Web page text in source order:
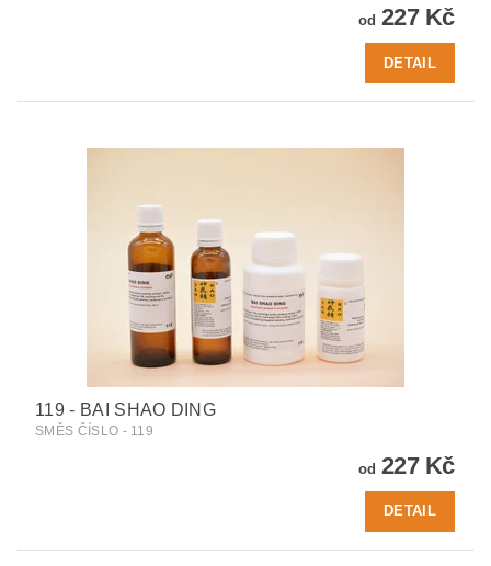
od 227 Kč
DETAIL
119 - BAI SHAO DING
SMĚS ČÍSLO - 119
od 227 Kč
DETAIL